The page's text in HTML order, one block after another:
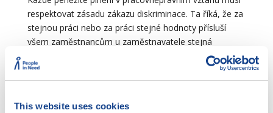
This website uses cookies
respektovat zásadu zákazu diskriminace. Ta říká, že za
stejnou práci nebo za práci stejné hodnoty přísluší
všem zaměstnancům u zaměstnavatele stejná
odměna. K faktorům nesouvisejícím s hodnotou práce,
jakými může být i pohlaví nebo věk zaměstnance,
zaměstnavatel přihlížet nesmí.
Zákoník práce navíc napovídá, podle jakých kritérií se